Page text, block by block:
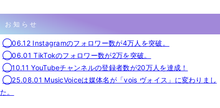
お知らせ
◯06.12 Instagramのフォロワー数が4万人を突破。
◯06.01 TikTokのフォロワー数が2万を突破。
◯10.11 YouTubeチャンネルの登録者数が20万人を達成！
◯25.08.01 MusicVoiceは媒体名が「vois ヴォイス」に変わりまし
た。